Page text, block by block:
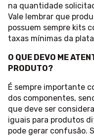
na quantidade
Vale lembrar que
possuem sempre kits
taxas mínimas da
O QUE DEVO ME
PRODUTO?
É sempre importante
dos componentes,
que deve ser
iguais para produtos
pode gerar confusão.